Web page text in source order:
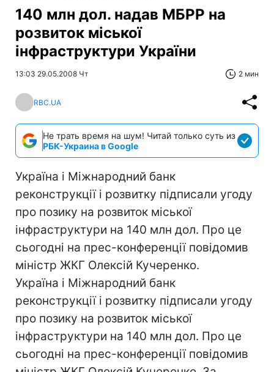
140 млн дол. надав МБРР на
розвиток міської
інфраструктури України
13:03 29.05.2008 Чт 2 мин
RBC.UA
Не трать время на шум! Читай только суть из
РБК-Украина в Google
Україна і Міжнародний банк
реконструкції і розвитку підписали угоду
про позику на розвиток міської
інфраструктури на 140 млн дол. Про це
сьогодні на прес-конференції повідомив
міністр ЖКГ Олексій Кучеренко.
Україна і Міжнародний банк
реконструкції і розвитку підписали угоду
про позику на розвиток міської
інфраструктури на 140 млн дол. Про це
сьогодні на прес-конференції повідомив